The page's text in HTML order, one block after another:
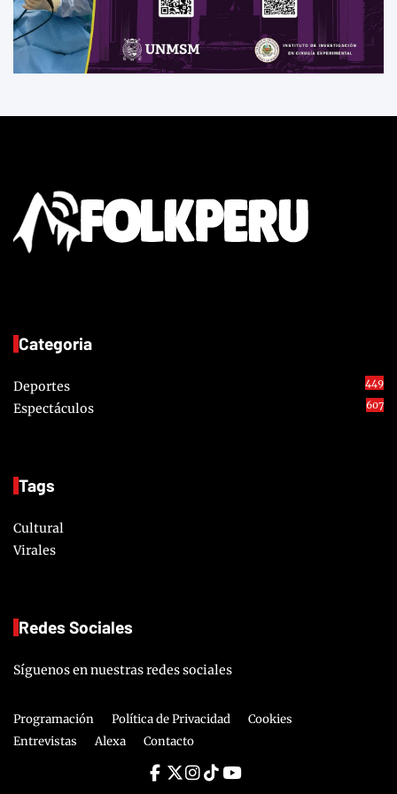
Categoria
Deportes 449
Espectáculos 607
Tags
Cultural
Virales
Redes Sociales
Síguenos en nuestras redes sociales
Programación Política de Privacidad
Cookies
Entrevistas
Alexa Contacto